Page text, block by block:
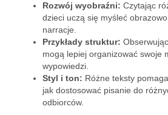
Rozwój wyobraźni: Czytając
dzieci uczą się myśleć
narracje.
Przykłady struktur:
mogą lepiej organizować swoje
wypowiedzi.
Styl i ton: Różne teksty
jak dostosować pisanie do
odbiorców.